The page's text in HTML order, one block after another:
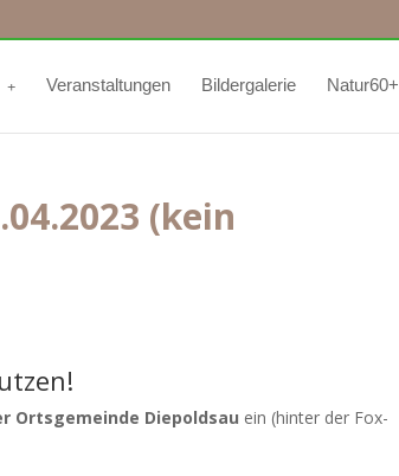
Veranstaltungen Bildergalerie Natur60+
(kein
Ortsgemeinde Diepoldsau ein (hinter der Fox-